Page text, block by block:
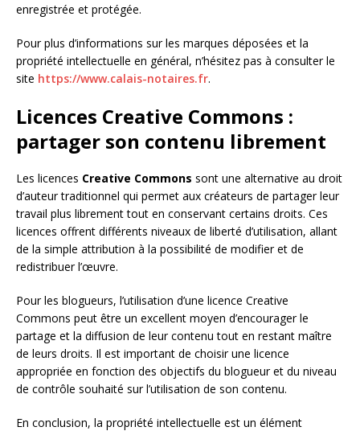
enregistrée et protégée.
Pour plus d’informations sur les marques déposées et la
propriété intellectuelle en général, n’hésitez pas à consulter le
site https://www.calais-notaires.fr.
Licences Creative Commons :
partager son contenu librement
Les licences Creative Commons sont une alternative au droit
d’auteur traditionnel qui permet aux créateurs de partager leur
travail plus librement tout en conservant certains droits. Ces
licences offrent différents niveaux de liberté d’utilisation, allant
de la simple attribution à la possibilité de modifier et de
redistribuer l’œuvre.
Pour les blogueurs, l’utilisation d’une licence Creative
Commons peut être un excellent moyen d’encourager le
partage et la diffusion de leur contenu tout en restant maître
de leurs droits. Il est important de choisir une licence
appropriée en fonction des objectifs du blogueur et du niveau
de contrôle souhaité sur l’utilisation de son contenu.
En conclusion, la propriété intellectuelle est un élément